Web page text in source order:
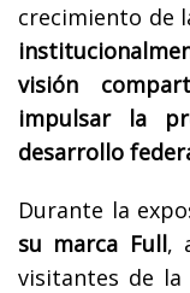
crecimiento de
visión
impulsar la
desarrollo
Durante la
su marca Full,
visitantes de la